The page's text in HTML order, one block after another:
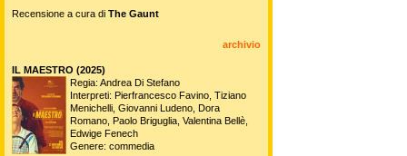
Recensione a cura di The Gaunt
archivio
IL MAESTRO (2025)
Regia: Andrea Di Stefano
Interpreti: Pierfrancesco Favino, Tiziano
Menichelli, Giovanni Ludeno, Dora
Romano, Paolo Briguglia, Valentina Bellè,
Edwige Fenech
Genere: commedia